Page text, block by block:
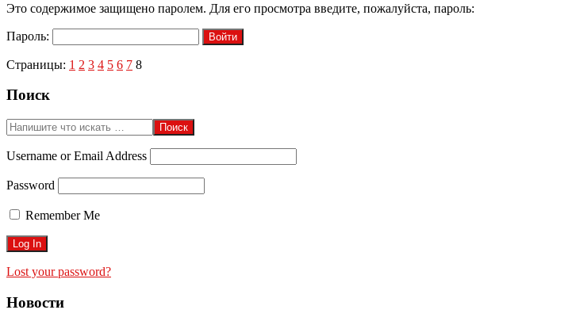
Это содержимое защищено паролем. Для его просмотра введите, пожалуйста, пароль:
Пароль:
Страницы: 1 2 3 4 5 6 7 8
2021-
18
Поиск
Поиск
Username or Email Address
Password
Remember Me
Lost your password?
Новости